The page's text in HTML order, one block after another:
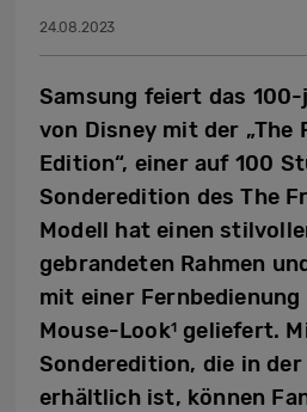
24.08.2023
Samsung feiert das
von Disney mit der „The
Edition“, einer auf 100
Sonderedition des The
Modell hat einen
gebrandeten Rahmen
mit einer Fernbedienung
Mouse-Look1 geliefert.
Sonderedition, die in der
erhältlich ist, können